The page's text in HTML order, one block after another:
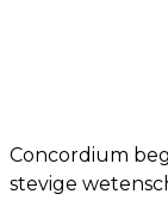
Concordium
stevige